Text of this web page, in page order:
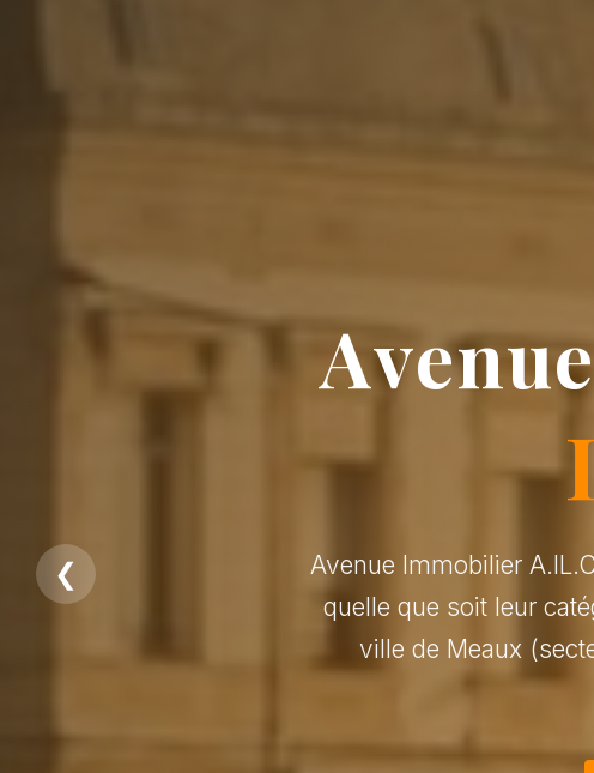
❮
Avenue Immobilier
quelle que soit leur
ville de Meaux